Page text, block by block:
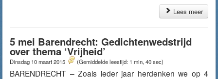
Lees meer
5 mei Barendrecht: Gedichtenwedstrijd
over thema ‘Vrijheid’
Dinsdag 10 maart 2015 (Gemiddelde leestijd: 1 min, 40 sec)
BARENDRECHT – Zoals ieder jaar herdenken we op 4